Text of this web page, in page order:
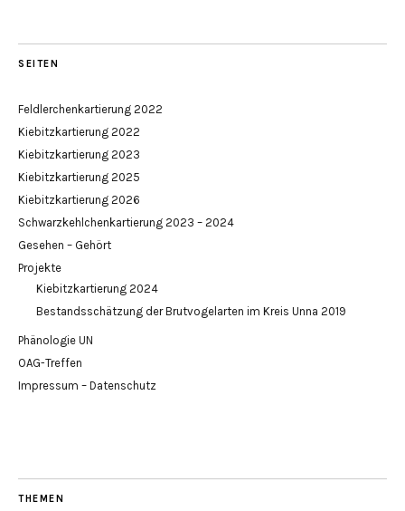
SEITEN
Feldlerchenkartierung 2022
Kiebitzkartierung 2022
Kiebitzkartierung 2023
Kiebitzkartierung 2025
Kiebitzkartierung 2026
Schwarzkehlchenkartierung 2023 – 2024
Gesehen – Gehört
Projekte
Kiebitzkartierung 2024
Bestandsschätzung der Brutvogelarten im Kreis Unna 2019
Phänologie UN
OAG-Treffen
Impressum – Datenschutz
THEMEN